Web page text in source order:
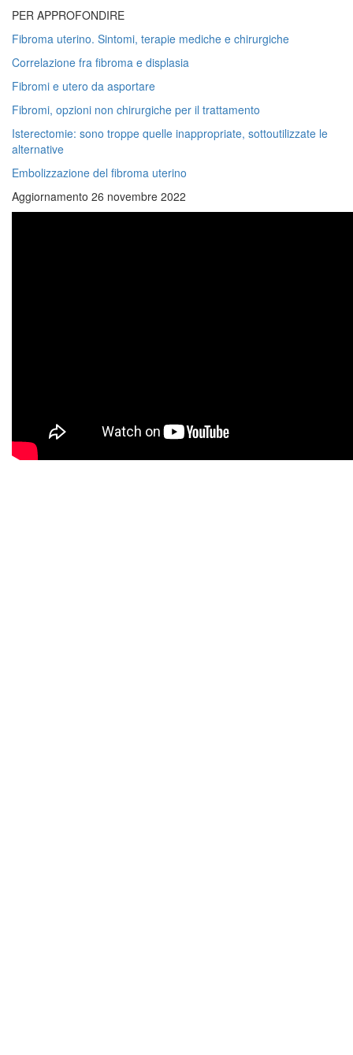
PER APPROFONDIRE
Fibroma uterino. Sintomi, terapie mediche e chirurgiche
Correlazione fra fibroma e displasia
Fibromi e utero da asportare
Fibromi, opzioni non chirurgiche per il trattamento
Isterectomie: sono troppe quelle inappropriate, sottoutilizzate le
alternative
Embolizzazione del fibroma uterino
Aggiornamento 26 novembre 2022